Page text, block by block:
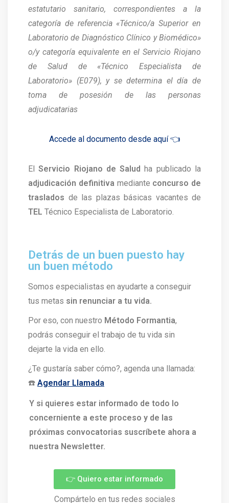
estatutario sanitario, correspondientes a la
categoría de referencia «Técnico/a Superior en
Laboratorio de Diagnóstico Clínico y Biomédico»
o/y categoría equivalente en el Servicio Riojano
de Salud de «Técnico Especialista de
Laboratorio» (E079), y se determina el día de
toma de posesión de las personas
adjudicatarias
Accede al documento desde aquí 👈
El Servicio Riojano de Salud ha publicado la
adjudicación definitiva mediante concurso de
traslados de las plazas básicas vacantes de
TEL Técnico Especialista de Laboratorio.
Detrás de un buen puesto hay
un buen método
Somos especialistas en ayudarte a conseguir
tus metas sin renunciar a tu vida.
Por eso, con nuestro Método Formantia,
podrás conseguir el trabajo de tu vida sin
dejarte la vida en ello.
¿Te gustaría saber cómo?, agenda una llamada:
☎️ Agendar Llamada
Y si quieres estar informado de todo lo
concerniente a este proceso y de las
próximas convocatorias suscríbete ahora a
nuestra Newsletter.
👉 Quiero estar informado
Compártelo en tus redes sociales